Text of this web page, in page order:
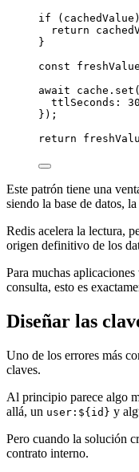
if
return
}
const
freshValue
await cache. set
ttlSeconds:
});
return
Este patrón tiene una
siendo la base de datos,
Redis acelera la lectura,
origen definitivo de los
Para muchas
consulta, esto es
Diseñar las
Uno de los errores más
claves.
Al principio parece algo
allá, un user:${id} y
Pero cuando la solución
contrato interno.